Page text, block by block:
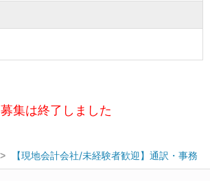
募集は終了しました
【現地会計会社/未経験者歓迎】通訳・事務